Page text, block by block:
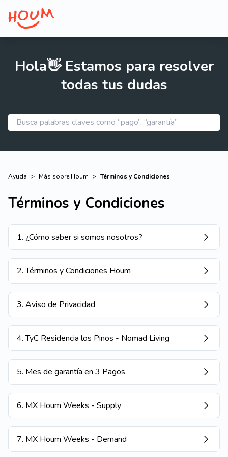
Hola👋 Estamos para resolver
todas tus dudas
Ayuda > Más sobre Houm > Términos y Condiciones
Términos y Condiciones
1. ¿Cómo saber si somos nosotros?
2.Términos y Condiciones Houm
3. Aviso de Privacidad
4.TyC Residencia los Pinos - Nomad Living
5. Mes de garantía en 3 Pagos
6. MX Houm Weeks - Supply
7. MX Houm Weeks - Demand